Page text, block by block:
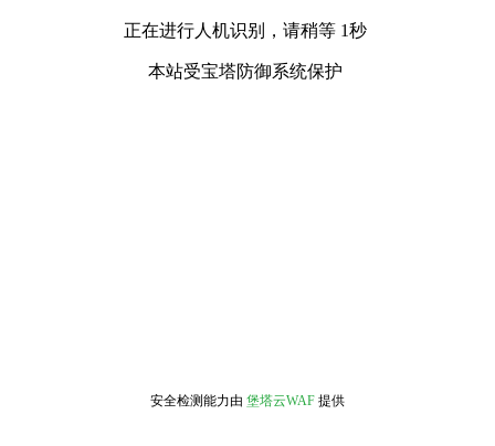
正在进行人机识别，请稍等 1秒
本站受宝塔防御系统保护
安全检测能力由 堡塔云WAF 提供